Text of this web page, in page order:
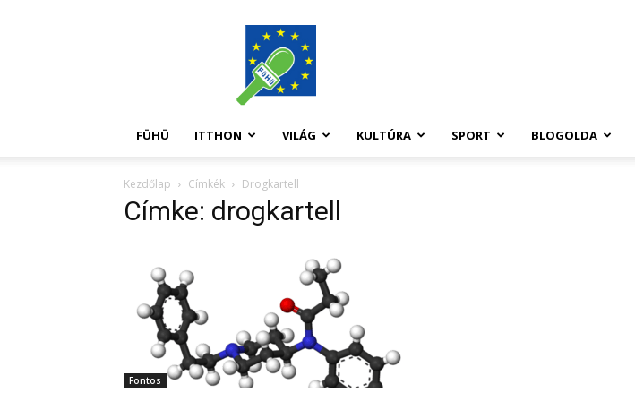
FüHü
FÜHÜ ITTHON VILÁG KULTÚRA SPORT BLOGOLDA
Kezdőlap Címkék Drogkartell
Címke: drogkartell
Fontos